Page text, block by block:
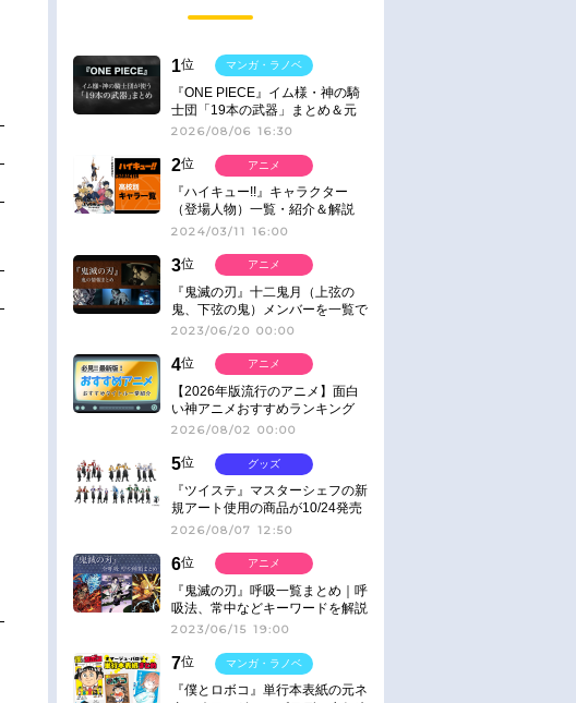
1位
『ONE PIECE』イム様・神の騎
士団「19本の武器」まとめ＆元
ネタ
2026/08/06 16:30
マンガ・ラノベ
2位
『ハイキュー!!』キャラクター
（登場人物）一覧・紹介＆解説
2024/03/11 16:00
アニメ
3位
『鬼滅の刃』十二鬼月（上弦の
鬼、下弦の鬼）メンバーを一覧で
紹介＆解説（登場鬼の情報まと
2023/06/20 00:00
アニメ
4位
【2026年版流行のアニメ】面白
い神アニメおすすめランキング
【名作・話題作】｜ジャンル別人
2026/08/02 00:00
アニメ
5位
『ツイステ』マスターシェフの新
規アート使用の商品が10/24発売
2026/08/07 12:50
グッズ
6位
『鬼滅の刃』呼吸一覧まとめ｜呼
吸法、常中などキーワードを解説
2023/06/15 19:00
アニメ
7位
『僕とロボコ』単行本表紙の元ネ
マンガ・ラノベ